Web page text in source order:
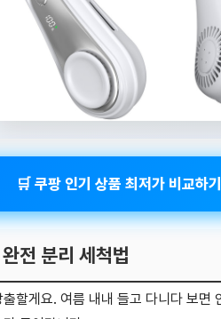
🛒 쿠팡 인기 상품 최저가 비교하
전 분리 세척법
할게요. 여름 내내 들고 다니다 보면